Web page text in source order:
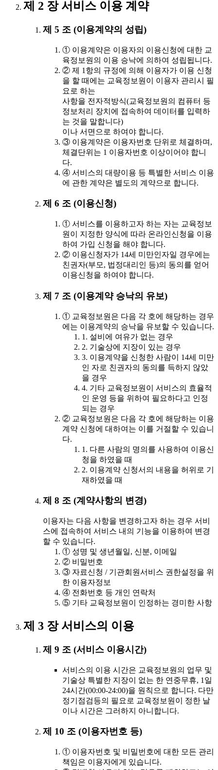
제 2 장 서비스 이용 계약
제 5 조 (이용계약의 성립)
① 이용계약은 이용자의 이용신청에 대한 교
육정보원의 이용 승낙에 의하여 성립됩니다.
② 제 1항의 규정에 의해 이용자가 이용 신청
을 할 때에는 교육정보원이 이용자 관리시 필
요로 하는
사항을 전자적방식(교육정보원의 컴퓨터 등
정보처리 장치에 접속하여 데이터를 입력하
는 것을 말합니다)
이나 서면으로 하여야 합니다.
③ 이용계약은 이용자번호 단위로 체결하며,
체결단위는 1 이용자번호 이상이어야 합니
다.
④ 서비스의 대량이용 등 특별한 서비스 이용
에 관한 계약은 별도의 계약으로 합니다.
제 6 조 (이용신청)
① 서비스를 이용하고자 하는 자는 교육정보
원이 지정한 양식에 따라 온라인신청을 이용
하여 가입 신청을 해야 합니다.
② 이용신청자가 14세 미만인자일 경우에는
친권자(부모, 법정대리인 등)의 동의를 얻어
이용신청을 하여야 합니다.
제 7 조 (이용계약 승낙의 유보)
① 교육정보원은 다음 각 호에 해당하는 경우
에는 이용계약의 승낙을 유보할 수 있습니다.
1. 설비에 여유가 없는 경우
2. 기술상에 지장이 있는 경우
3. 이용계약을 신청한 사람이 14세 미만
인 자로 친권자의 동의를 득하지 않았
을 경우
4. 기타 교육정보원이 서비스의 효율적
인 운영 등을 위하여 필요하다고 인정
되는 경우
② 교육정보원은 다음 각 호에 해당하는 이용
계약 신청에 대하여는 이를 거절할 수 있습니
다.
1. 다른 사람의 명의를 사용하여 이용신
청을 하였을 때
2. 이용계약 신청서의 내용을 허위로 기
재하였을 때
제 8 조 (계약사항의 변경)
이용자는 다음 사항을 변경하고자 하는 경우 서비
스에 접속하여 서비스 내의 기능을 이용하여 변경
할 수 있습니다.
① 성명 및 생년월일, 신분, 이메일
② 비밀번호
③ 자료신청 / 기관회원서비스 권한설정을 위
한 이용자정보
④ 전화번호 등 개인 연락처
⑤ 기타 교육정보원이 인정하는 경미한 사항
제 3 장 서비스의 이용
제 9 조 (서비스 이용시간)
서비스의 이용 시간은 교육정보원의 업무 및
기술상 특별한 지장이 없는 한 연중무휴, 1일
24시간(00:00-24:00)을 원칙으로 합니다. 다만
정기점검등의 필요로 교육정보원이 정한 날
이나 시간은 그러하지 아니합니다.
제 10 조 (이용자번호 등)
① 이용자번호 및 비밀번호에 대한 모든 관리
책임은 이용자에게 있습니다.